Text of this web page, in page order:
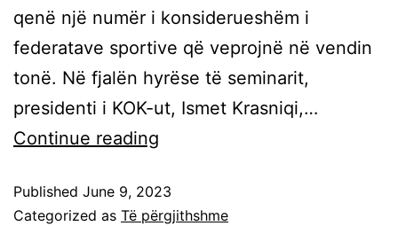
qenë një numër i konsiderueshëm i
federatave sportive që veprojnë në vendin
tonë. Në fjalën hyrëse të seminarit,
presidenti i KOK-ut, Ismet Krasniqi,…
Continue reading
Published June 9, 2023
Categorized as Të përgjithshme